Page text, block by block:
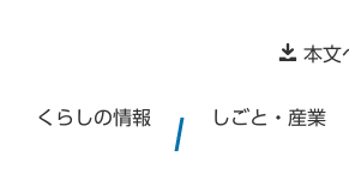
本文
くらしの情報 しごと・産業